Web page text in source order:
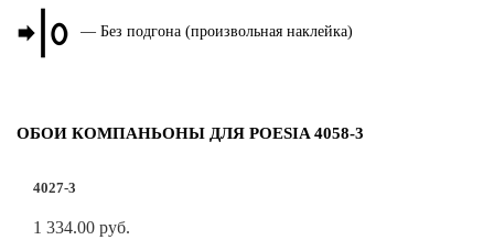
— Без подгона (произвольная наклейка)
ОБОИ КОМПАНЬОНЫ ДЛЯ POESIA 4058-3
4027-3
1 334.00 руб.